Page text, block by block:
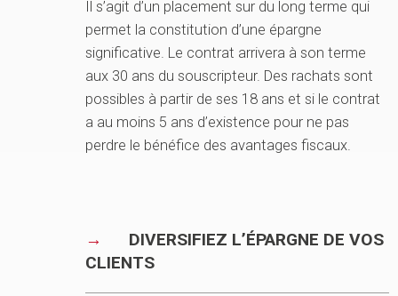
Il s’agit d’un placement sur du long terme qui
permet la constitution d’une épargne
significative. Le contrat arrivera à son terme
aux 30 ans du souscripteur. Des rachats sont
possibles à partir de ses 18 ans et si le contrat
a au moins 5 ans d’existence pour ne pas
perdre le bénéfice des avantages fiscaux.
DIVERSIFIEZ L’ÉPARGNE DE VOS
CLIENTS